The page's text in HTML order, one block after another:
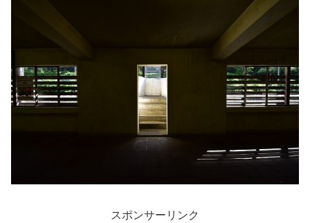
スポンサーリンク